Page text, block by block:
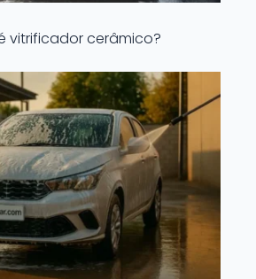
vitrificador cerâmico?